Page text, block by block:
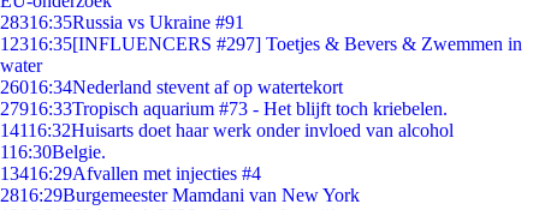
28316:35Russia vs Ukraine #91
12316:35[INFLUENCERS #297] Toetjes & Bevers & Zwemmen in
water
26016:34Nederland stevent af op watertekort
27916:33Tropisch aquarium #73 - Het blijft toch kriebelen.
14116:32Huisarts doet haar werk onder invloed van alcohol
116:30Belgie.
13416:29Afvallen met injecties #4
2816:29Burgemeester Mamdani van New York